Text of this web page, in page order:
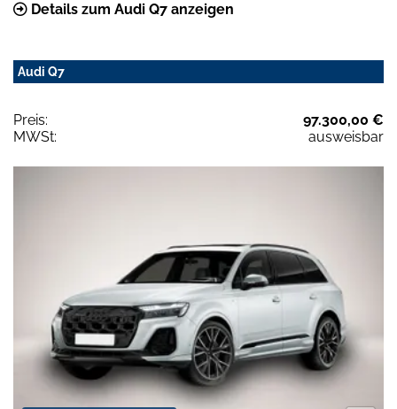
Details zum Audi Q7 anzeigen
Audi Q7
Preis:
97.300,00 €
MWSt:
ausweisbar